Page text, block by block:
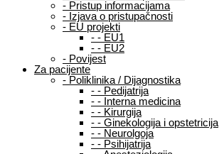
- Pristup informacijama
- Izjava o pristupačnosti
- EU projekti
- - EU1
- - EU2
- Povijest
Za pacijente
- Poliklinika / Dijagnostika
- - Pedijatrija
- - Interna medicina
- - Kirurgija
- - Ginekologija i opstetricija
- - Neurolgoja
- - Psihijatrija